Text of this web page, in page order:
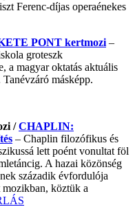
Ferenc-díjas operaénekes
PONT kertmozi –
groteszk
a magyar oktatás aktuális
másképp.
/CHAPLIN:
– Chaplin filozófikus és
lett poént vonultat föl
A hazai közönség
századik évfordulója
köztük a